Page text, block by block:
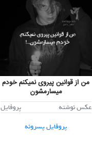
من از قوانین پیروی نمیکنم خودم
میسارمشون
عکس نوشته
پروفایل
پروفایل پسرونه